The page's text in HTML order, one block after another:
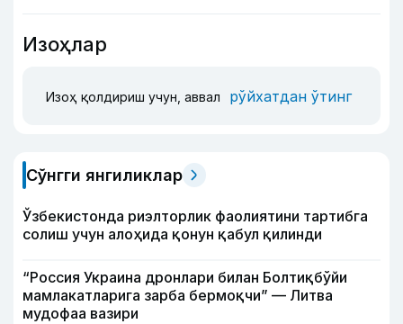
Изоҳлар
Изоҳ қолдириш учун, аввал рўйхатдан ўтинг
Сўнгги янгиликлар
Ўзбекистонда риэлторлик фаолиятини тартибга
солиш учун алоҳида қонун қабул қилинди
“Россия Украина дронлари билан Болтиқбўйи
мамлакатларига зарба бермоқчи” — Литва
мудофаа вазири